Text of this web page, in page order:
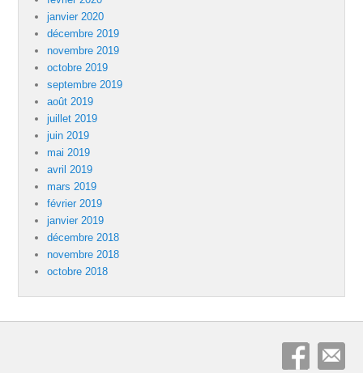
janvier 2020
décembre 2019
novembre 2019
octobre 2019
septembre 2019
août 2019
juillet 2019
juin 2019
mai 2019
avril 2019
mars 2019
février 2019
janvier 2019
décembre 2018
novembre 2018
octobre 2018